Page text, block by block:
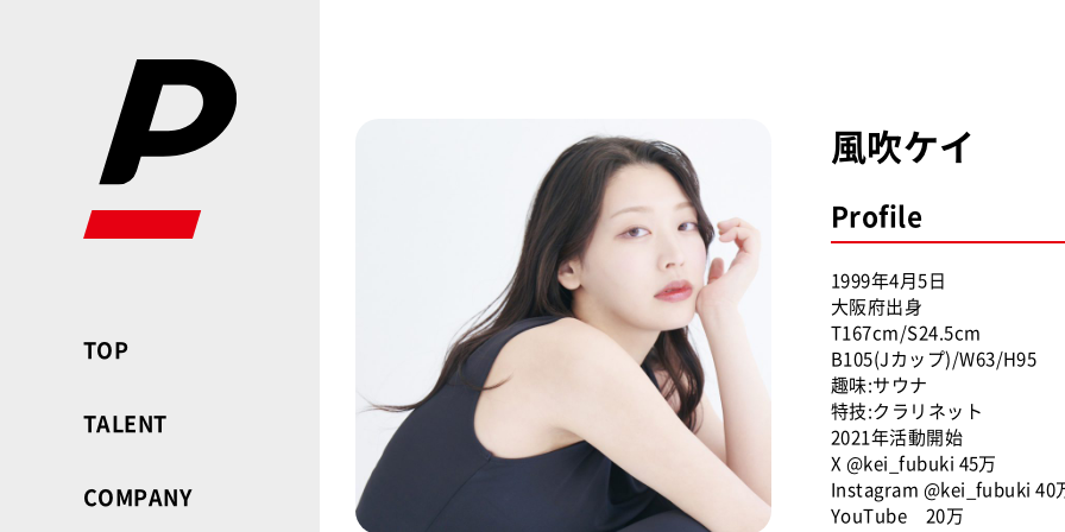
TOP
TALENT
COMPANY
風吹ケイ
Profile
1999年4月5日
大阪府出身
T167cm/S24.5cm
B105(Jカップ)/W63/H95
趣味:サウナ
特技:クラリネット
2021年活動開始
X @kei_fubuki 45万
Instagram @kei_fubuki 40
YouTube 20万